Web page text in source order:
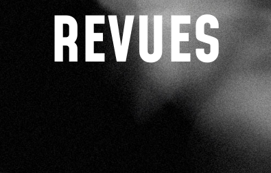
REVUES